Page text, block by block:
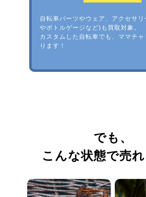
自転車パーツやウェア、アクセサリ
やボトルゲージなど)も買取対象。
カスタムした自転車でも、ママチャ
ります！
でも、
こんな状態で売